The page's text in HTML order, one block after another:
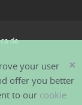
de
×
your user
offer you better
to our cookie